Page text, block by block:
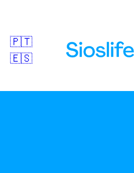
🇵🇹
🇪🇸